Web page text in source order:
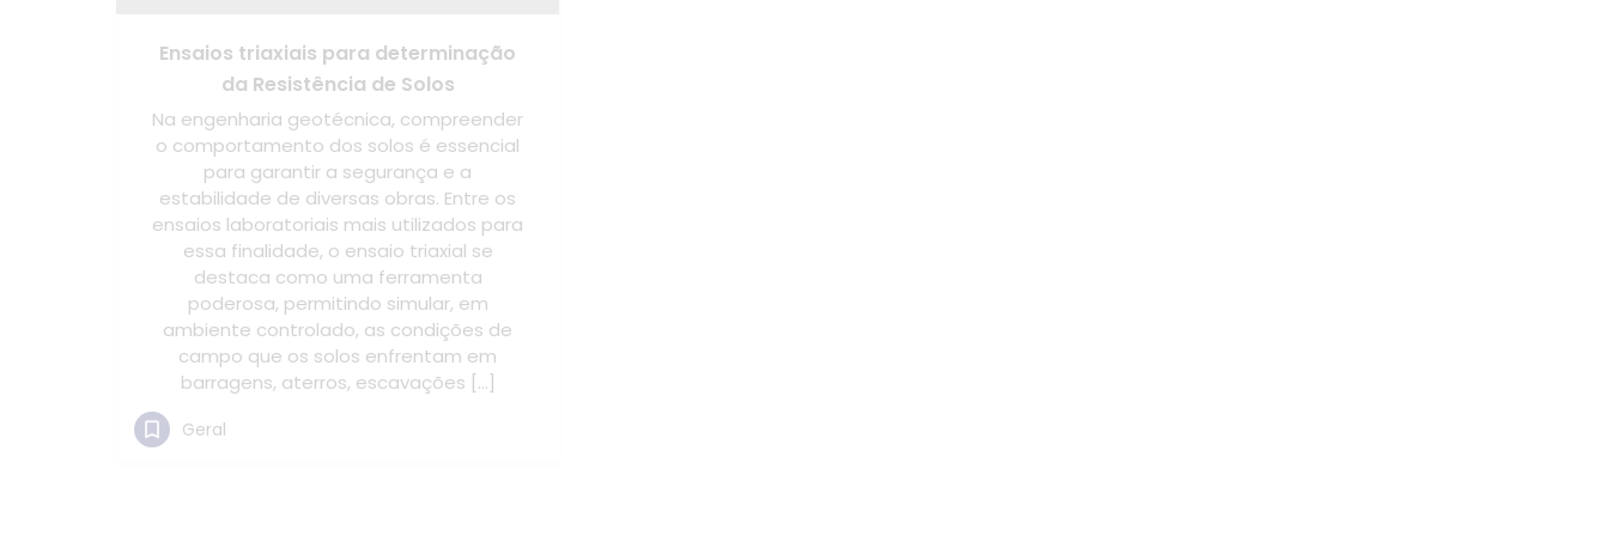
Ensaios triaxiais para determinação
da Resistência de Solos
Na engenharia geotécnica, compreender
o comportamento dos solos é essencial
para garantir a segurança e a
estabilidade de diversas obras. Entre os
ensaios laboratoriais mais utilizados para
essa finalidade, o ensaio triaxial se
destaca como uma ferramenta
poderosa, permitindo simular, em
ambiente controlado, as condições de
campo que os solos enfrentam em
barragens, aterros, escavações […]
Geral